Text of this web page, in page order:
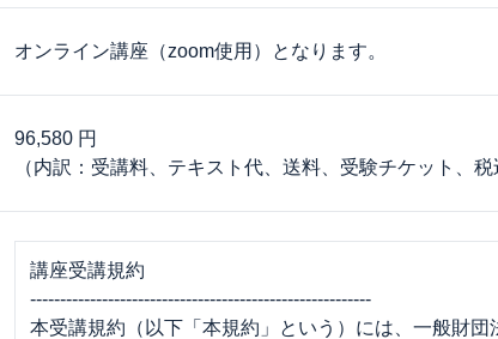
オンライン講座（zoom使用）となります。
96,580 円
（内訳：受講料、テキスト代、送料、受験チケット、税
講座受講規約
---------------------------------------------------------
本受講規約（以下「本規約」という）には、一般財団